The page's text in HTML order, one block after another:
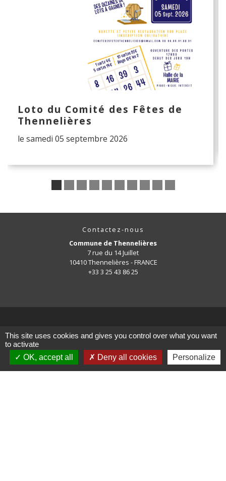
Loto du Comité des Fêtes de
Thennelières
le samedi 05 septembre 2026
Contactez-nous
Commune de Thennelières
7 rue du 14 Juillet
10410 Thennelières - FRANCE
+33 3 25 43 86 25
Liens
Conseil Départemental de
This site uses cookies and gives you control over what you want
to activate
OK, accept all
Deny all cookies Personalize